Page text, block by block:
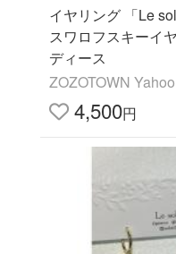
イヤリング 「Le
スワロフスキーイ
ディース
ZOZOTOWN
4,500円